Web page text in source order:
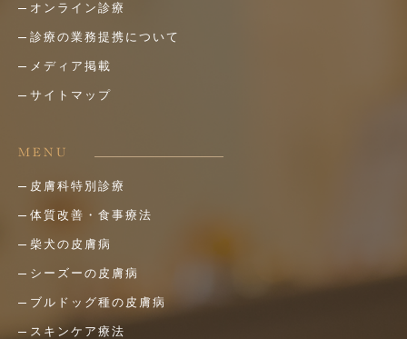
オンライン診療
診療の業務提携について
メディア掲載
サイトマップ
MENU
皮膚科特別診療
体質改善・食事療法
柴犬の皮膚病
シーズーの皮膚病
ブルドッグ種の皮膚病
スキンケア療法